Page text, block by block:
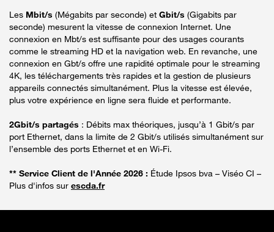
Les Mbit/s (Mégabits par seconde) et Gbit/s (Gigabits par
seconde) mesurent la vitesse de connexion Internet. Une
connexion en Mbt/s est suffisante pour des usages courants
comme le streaming HD et la navigation web. En revanche, une
connexion en Gbt/s offre une rapidité optimale pour le streaming
4K, les téléchargements très rapides et la gestion de plusieurs
appareils connectés simultanément. Plus la vitesse est élevée,
plus votre expérience en ligne sera fluide et performante.
2Gbit/s partagés : Débits max théoriques, jusqu’à 1 Gbit/s par
port Ethernet, dans la limite de 2 Gbit/s utilisés simultanément sur
l’ensemble des ports Ethernet et en Wi-Fi.
** Service Client de l'Année 2026 : Étude Ipsos bva – Viséo CI –
Plus d'infos sur escda.fr